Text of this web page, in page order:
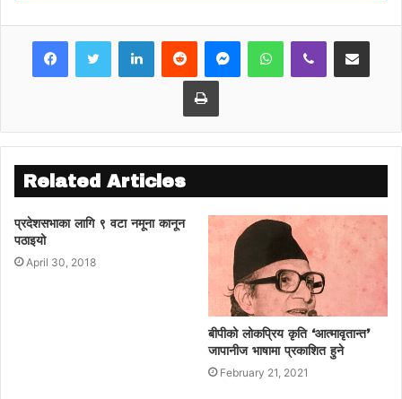
LinkedInReddit MessengerWhatsAppViber Share via Email
Print
Related Articles
प्रदेशसभाका लागि ९ वटा नमूना कानून
पठाइयो
April 30, 2018
बीपीको लोकप्रिय कृति ‘आत्मावृतान्त’
जापानीज भाषामा प्रकाशित हुने
February 21, 2021